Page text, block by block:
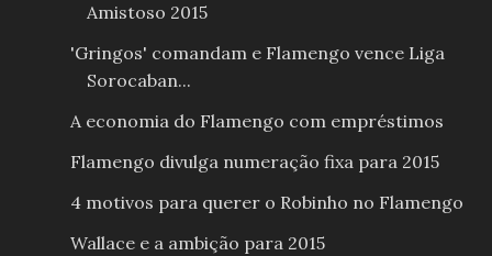
Amistoso 2015
'Gringos' comandam e Flamengo vence Liga
Sorocaban...
A economia do Flamengo com empréstimos
Flamengo divulga numeração fixa para 2015
4 motivos para querer o Robinho no Flamengo
Wallace e a ambição para 2015